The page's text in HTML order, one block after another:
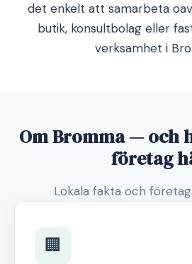
det enkelt att samarbeta
butik, konsultbolag eller
verksamhet i
Om Bromma — och
företag
Lokala fakta och
🏢